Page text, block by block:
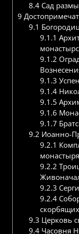
8.4Сад
9
9.1
9.1.1
9.1.2
9.1.3
9.1.4
9.1.5
9.1.6
9.1.7
9.2 Иоанно-
9.2.1
монастыря
9.2.2
9.2.3
9.2.4
9.3 Церковь
9.4Часовня